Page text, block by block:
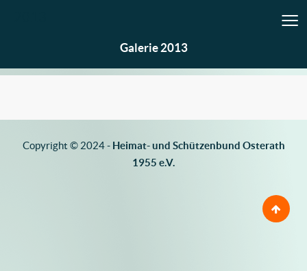
Galerie 2013
Copyright © 2024 - Heimat- und Schützenbund Osterath
1955 e.V.
≡